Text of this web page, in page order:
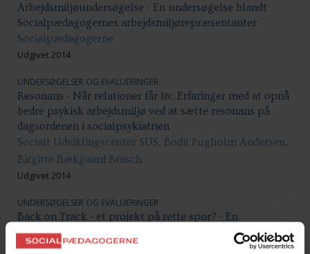
Arbejdsmiljøundersøgelse - En undersøgelse blandt
Socialpædagogernes arbejdsmiljørepræsentanter
Socialpædagogerne
Udgivet 2014
UNDERSØGELSER OG EVALUERINGER
Resonans - Når relationer får liv. Erfaringer med at opnå
bedre psykisk arbejdsmiljø ved at sætte resonans på
dagsordenen i socialpsykiatrien
Socialt Udviklingscenter SUS, Bodil Pugholm Andersen,
Birgitte Bækgaard Brasch
Udgivet 2014
UNDERSØGELSER OG EVALUERINGER
Back on Track - et projekt på rette spor? - En
undersøgelse af mentorernes erfaringer med og
holdninger til projektet